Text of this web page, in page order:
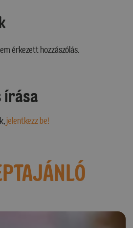
érkezett hozzászólás.
írása
jelentkezz be!